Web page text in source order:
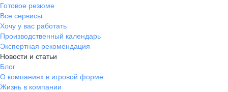
Готовое резюме
Все сервисы
Хочу у вас работать
Производственный календарь
Экспертная рекомендация
Новости и статьи
Блог
О компаниях в игровой форме
Жизнь в компании